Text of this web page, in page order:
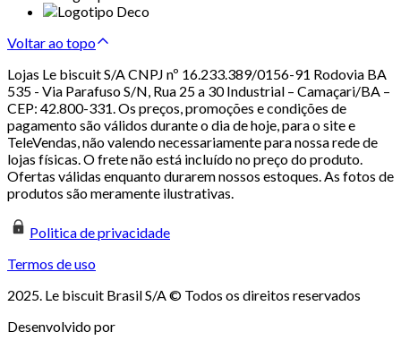
Voltar ao topo
Lojas Le biscuit S/A CNPJ nº 16.233.389/0156-91 Rodovia BA
535 - Via Parafuso S/N, Rua 25 a 30 Industrial – Camaçari/BA –
CEP: 42.800-331. Os preços, promoções e condições de
pagamento são válidos durante o dia de hoje, para o site e
TeleVendas, não valendo necessariamente para nossa rede de
lojas físicas. O frete não está incluído no preço do produto.
Ofertas válidas enquanto durarem nossos estoques. As fotos de
produtos são meramente ilustrativas.
Politica de privacidade
Termos de uso
2025. Le biscuit Brasil S/A © Todos os direitos reservados
Desenvolvido por